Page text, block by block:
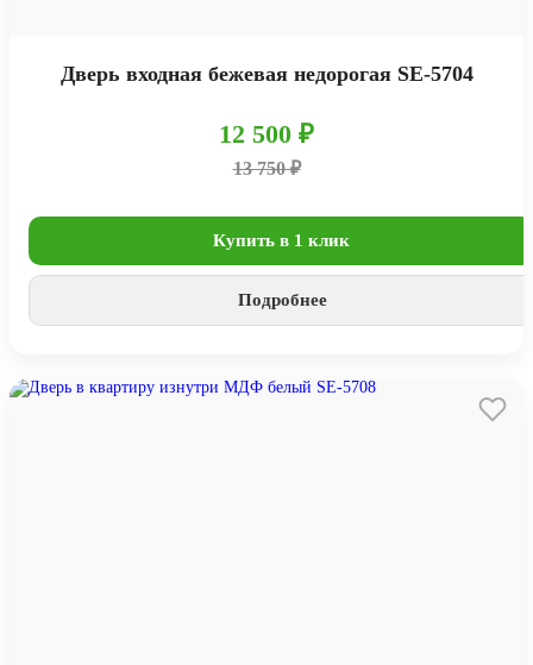
Дверь входная бежевая недорогая SE-5704
12 500 ₽
13 750 ₽
Купить в 1 клик
Подробнее